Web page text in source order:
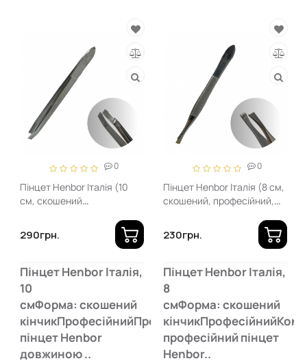
0
Пінцет Henbor Італія (10
см, скошений
290грн.
Пінцет Henbor Італія,
10
смФорма: скошений
кінчикПрофесійнийПрофесійний
пінцет Henbor
довжиною ..
0
Пінцет Henbor Італія (8 см,
скошений, професійний,
230грн.
Пінцет Henbor Італія,
8
смФорма: скошений
професійний пінцет
Henbor..